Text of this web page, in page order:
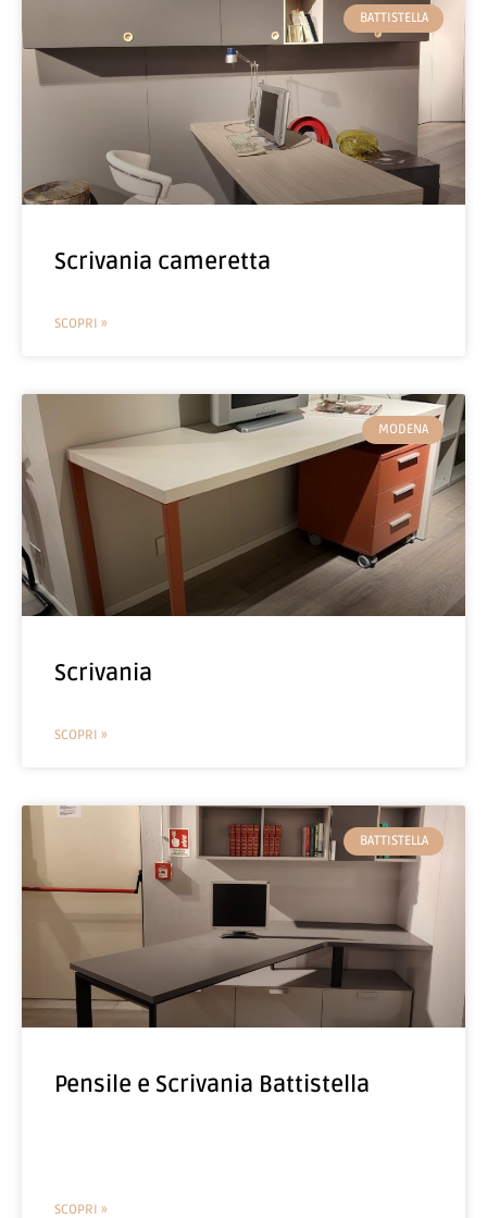
BATTISTELLA
Scrivania cameretta
SCOPRI »
MODENA
Scrivania
SCOPRI »
BATTISTELLA
Pensile e Scrivania Battistella
SCOPRI »